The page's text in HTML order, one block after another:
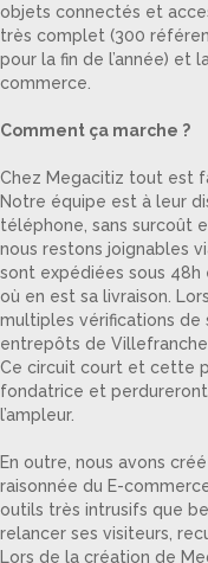
objets connectés et
très complet (300
pour la fin de l’année) et
commerce.
Comment ça marche ?
Chez Megacitiz tout est
Notre équipe est à leur
téléphone, sans surcoût
nous restons joignables
sont expédiées sous
où en est sa livraison.
multiples vérifications de
entrepôts de
Ce circuit court et cette
fondatrice et
l’ampleur.
En outre, nous avons
raisonnée du E-
outils très intrusifs que
relancer ses visiteurs,
Lors de la création de